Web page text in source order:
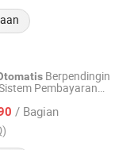
Berpendingin
Pembayaran
/ Bagian
Ltd.
mulai 2025